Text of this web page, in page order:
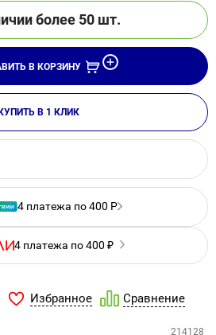
более 50 шт.
В КОРЗИНУ
В 1 КЛИК
4 платежа по 400 ₽
4 платежа по 400 Р
Избранное Сравнение
214128